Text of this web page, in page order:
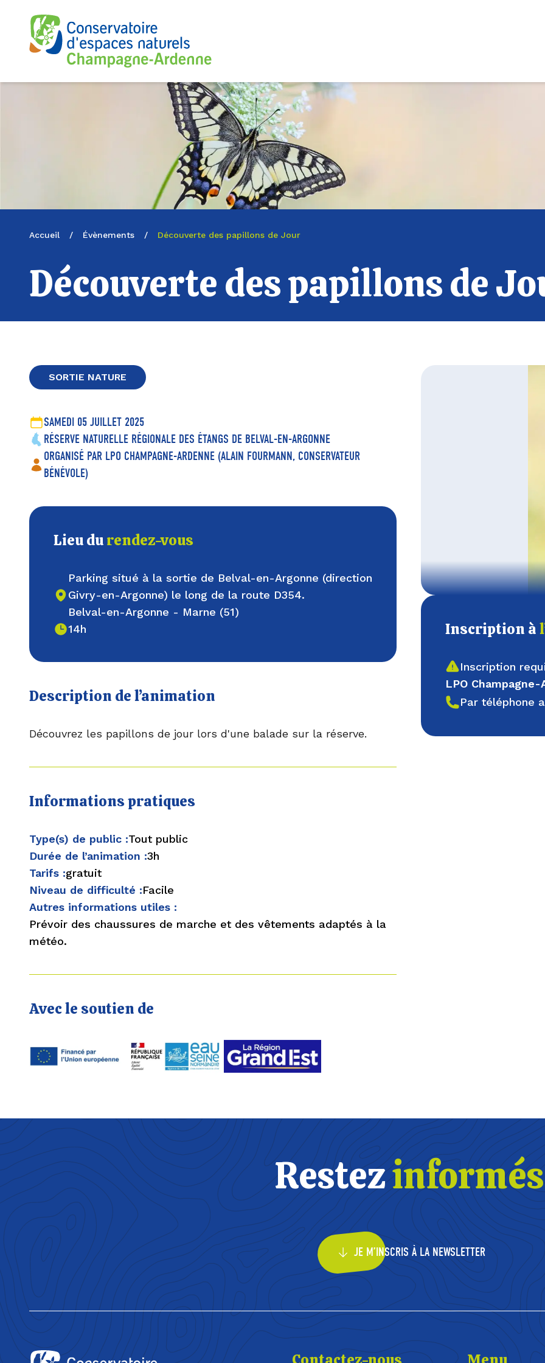
Logo du CENCA
Accueil / Évènements / Découverte des papillons de Jour
Découverte des papillons de
SORTIE NATURE
SAMEDI 05 JUILLET 2025
RÉSERVE NATURELLE RÉGIONALE DES ÉTANGS DE BELVAL-EN-ARGONNE
ORGANISÉ PAR LPO CHAMPAGNE-ARDENNE (ALAIN FOURMANN, CONSERVATEUR
BÉNÉVOLE)
Lieu durendez-vous
Parking situé à la sortie de Belval-en-Argonne (direction
Givry-en-Argonne) le long de la route D354.
Belval-en-Argonne - Marne (51)
14h
Description de l’animation
Découvrez les papillons de jour lors d'une balade sur la réserve.
Informations pratiques
Type(s) de public :Tout public
Durée de l’animation :3h
Tarifs :gratuit
Niveau de difficulté :Facile
Autres informations utiles :
Prévoir des chaussures de marche et des vêtements adaptés à la
météo.
Avec le soutien de
Inscription à
Inscription
LPO Champagne-
Par téléphone
Restezinformés
JE M’INSCRIS À LA NEWSLETTER